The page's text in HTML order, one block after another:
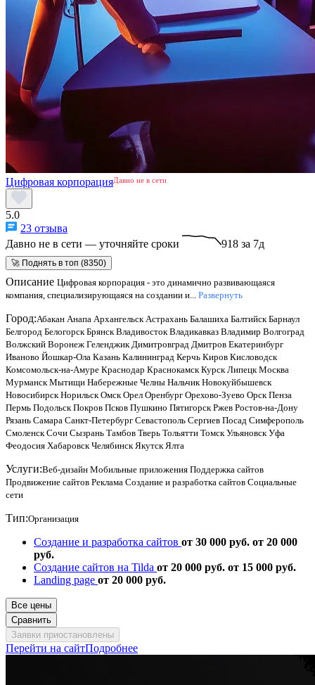
Цифровая корпорацияДавно не в сети
5.0
23 отзыва
Давно не в сети — уточняйте сроки
918 за 7д
🚀 Поднять в топ (8350)
Описание Цифровая корпорация - это динамично развивающаяся
компания, специализирующаяся на создании и...
Развернуть
Город:Абакан Анапа Архангельск Астрахань Балашиха Балтийск Барнаул
Белгород Белогорск Брянск Владивосток Владикавказ Владимир Волгоград
Волжский Воронеж Геленджик Димитровград Дмитров Екатеринбург
Иваново Йошкар-Ола Казань Калининград Керчь Киров Кисловодск
Комсомольск-на-Амуре Краснодар Краснокамск Курск Липецк Москва
Мурманск Мытищи Набережные Челны Нальчик Новокуйбышевск
Новосибирск Норильск Омск Орел Оренбург Орехово-Зуево Орск Пенза
Пермь Подольск Покров Псков Пушкино Пятигорск Ржев Ростов-на-Дону
Рязань Самара Санкт-Петербург Севастополь Сергиев Посад Симферополь
Смоленск Сочи Сызрань Тамбов Тверь Тольятти Томск Ульяновск Уфа
Феодосия Хабаровск Челябинск Якутск Ялта
Услуги:Веб-дизайн Мобильные приложения Поддержка сайтов
Продвижение сайтов Реклама Создание и разработка сайтов Социальные
сети
Тип:Организация
Создание и разработка сайтов от 30 000 руб. от 20 000
руб.
Создание сайтов на Tilda от 20 000 руб. от 15 000 руб.
Landing page от 20 000 руб.
Все цены
Сравнить
Заявки приостановлены
Перейти на сайтПодробнее